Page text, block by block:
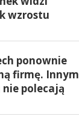
wzrostu
ponownie
firmę. Innym
polecają